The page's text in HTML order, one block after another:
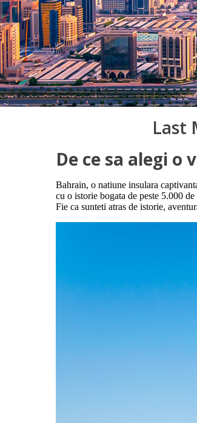
Last
De ce sa alegi
Bahrain, o natiune insulara
cu o istorie bogata de peste 5.000
Fie ca sunteti atras de istorie,